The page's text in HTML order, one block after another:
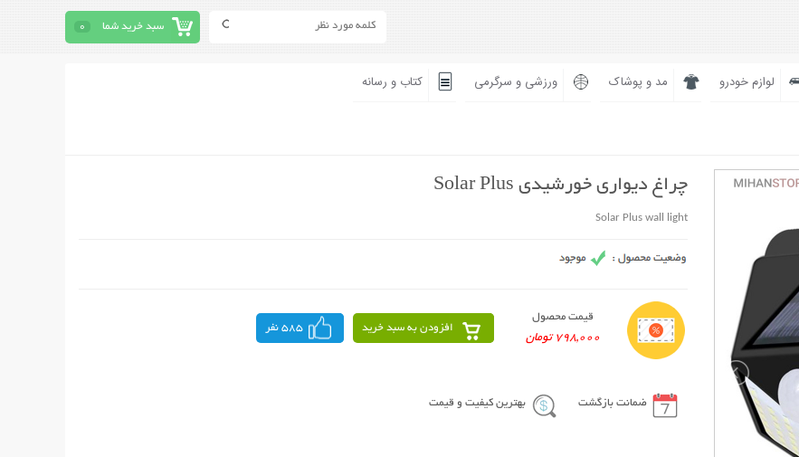
سبد خرید شما 0
لوازم خودرو مد و پوشاک ورزشی و سرگرمی کتاب و رسانه
چراغ دیواری خورشیدی Solar Plus
Solar Plus wall light
قیمت محصول
798,000 تومان
افزودن به سبد خرید 585 نفر
ضمانت بازگشت بهترین کیفیت و قیمت